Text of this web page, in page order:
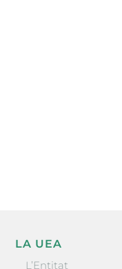
LA UEA
L’Entitat